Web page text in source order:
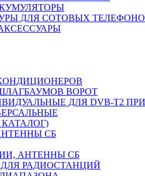
ДЛЯ СОТОВЫХ
ВОРОТ
ДЛЯ DVB-T2
CБ
АНТЕННЫ CБ
РАДИОСТАНЦИЙ